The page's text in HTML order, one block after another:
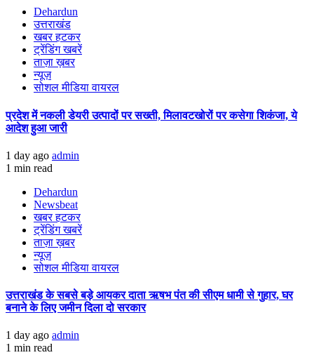
Dehardun
उत्तराखंड
खबर हटकर
ट्रेंडिंग खबरें
ताज़ा ख़बर
न्यूज़
सोशल मीडिया वायरल
प्रदेश में नकली डेयरी उत्पादों पर सख्ती, मिलावटखोरों पर कसेगा शिकंजा, ये
आदेश हुआ जारी
1 day ago admin
1 min read
Dehardun
Newsbeat
खबर हटकर
ट्रेंडिंग खबरें
ताज़ा ख़बर
न्यूज़
सोशल मीडिया वायरल
उत्तराखंड के सबसे बड़े आयकर दाता ऋषभ पंत की सीएम धामी से गुहार, घर
बनाने के लिए जमीन दिला दो सरकार
1 day ago admin
1 min read